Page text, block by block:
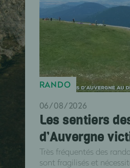
RANDO
06/08/2026
Les sentiers
d’Auvergne
Très fréquentés des
sont fragilisés et